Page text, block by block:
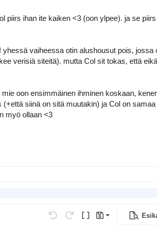
piirs ihan ite kaiken <3 (oon ylpee). ja se
vaiheessa otin alushousut pois, jossa
verisiä siteitä). mutta Col sit tokas, että
oon ensimmäinen ihminen koskaan,
siinä on sitä muutakin) ja Col on samaa
myö ollaan <3
KumoaUudelleenVaihda BB-koodiin tai
Luonnokset
Tallenna luonnos